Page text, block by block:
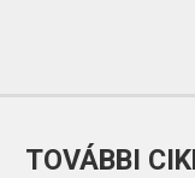
TOVÁBBI